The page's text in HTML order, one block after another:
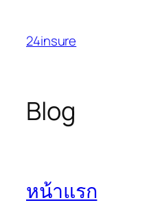
content
24insure
Blog
หน้าแรก